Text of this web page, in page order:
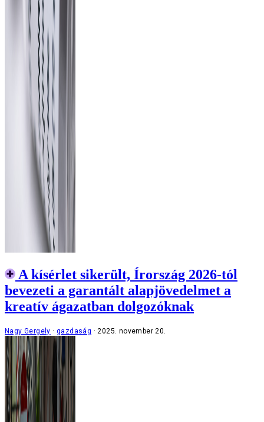
A kísérlet sikerült, Írország 2026-tól
bevezeti a garantált alapjövedelmet a
kreatív ágazatban dolgozóknak
Nagy Gergely gazdaság 2025. november 20.